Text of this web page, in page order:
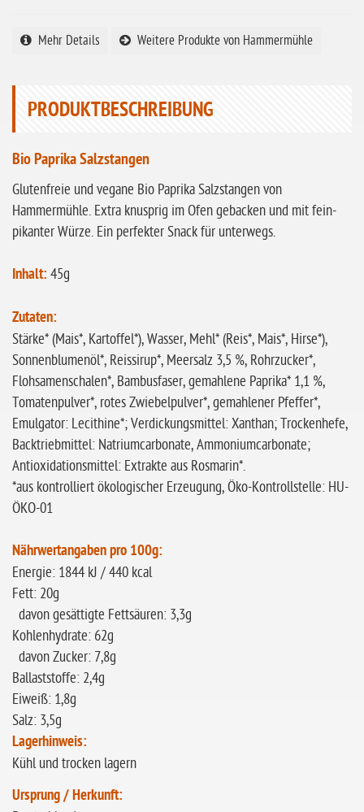
ohne Vanille
ohne Sellerie
ohne
ohne Palmöl
Mehr Details Weitere Produkte von Hammermühle
PRODUKTBESCHREIBUNG
Bio Paprika Salzstangen
Glutenfreie und vegane Bio Paprika Salzstangen von
Hammermühle. Extra knusprig im Ofen gebacken und mit fein-
pikanter Würze. Ein perfekter Snack für unterwegs.
Inhalt: 45g
Zutaten:
Stärke* (Mais*, Kartoffel*), Wasser, Mehl* (Reis*, Mais*, Hirse*),
Sonnenblumenöl*, Reissirup*, Meersalz 3,5 %, Rohrzucker*,
Flohsamenschalen*, Bambusfaser, gemahlene Paprika* 1,1 %,
Tomatenpulver*, rotes Zwiebelpulver*, gemahlener Pfeffer*,
Emulgator: Lecithine*; Verdickungsmittel: Xanthan; Trockenhefe,
Backtriebmittel: Natriumcarbonate, Ammoniumcarbonate;
Antioxidationsmittel: Extrakte aus Rosmarin*.
*aus kontrolliert ökologischer Erzeugung, Öko-Kontrollstelle: HU-
ÖKO-01
Nährwertangaben pro 100g:
Energie: 1844 kJ / 440 kcal
Fett: 20g
davon gesättigte Fettsäuren: 3,3g
Kohlenhydrate: 62g
davon Zucker: 7,8g
Ballaststoffe: 2,4g
Eiweiß: 1,8g
Salz: 3,5g
Lagerhinweis:
Kühl und trocken lagern
Ursprung / Herkunft: